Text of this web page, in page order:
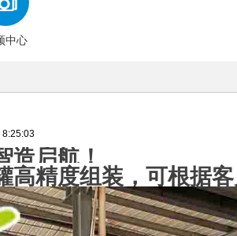
中心
8:25:03
造启航！
高精度组装，可根据